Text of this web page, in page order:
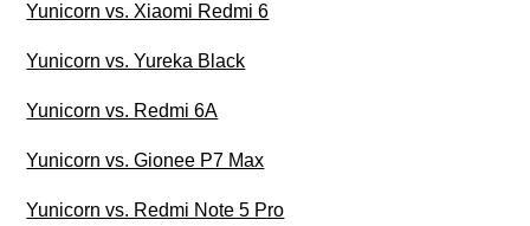
Yunicorn vs. Xiaomi Redmi 6
Yunicorn vs. Yureka Black
Yunicorn vs. Redmi 6A
Yunicorn vs. Gionee P7 Max
Yunicorn vs. Redmi Note 5 Pro